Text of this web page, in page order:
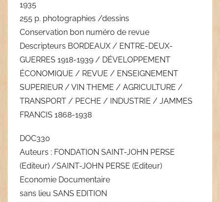
1935
255 p. photographies /dessins
Conservation bon numéro de revue
Descripteurs BORDEAUX / ENTRE-DEUX-
GUERRES 1918-1939 / DÉVELOPPEMENT
ÉCONOMIQUE / REVUE / ENSEIGNEMENT
SUPERIEUR / VIN THEME / AGRICULTURE /
TRANSPORT / PECHE / INDUSTRIE / JAMMES
FRANCIS 1868-1938
DOC330
Auteurs : FONDATION SAINT-JOHN PERSE
(Editeur) /SAINT-JOHN PERSE (Editeur)
Economie Documentaire
sans lieu SANS EDITION